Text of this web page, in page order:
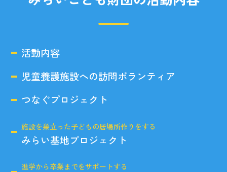
活動内容
児童養護施設への訪問ボランティア
つなぐプロジェクト
施設を巣立った子どもの居場所作りをする
みらい基地プロジェクト
進学から卒業までをサポートする